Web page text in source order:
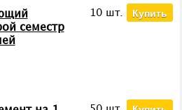
семестр
10 шт. Купить